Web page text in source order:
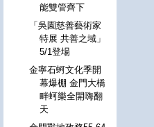
能雙管齊下
「吳園慈善藝術家
特展 共善之域」
5/1登場
金寧石蚵文化季開
幕爆棚 金門大橋
畔蚵樂全開嗨翻
天